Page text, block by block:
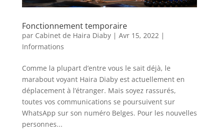
Fonctionnement temporaire
par Cabinet de Haira Diaby| Avr 15, 2022 |
Informations
Comme la plupart d’entre vous le sait déjà, le
marabout voyant Haira Diaby est actuellement en
déplacement à l’étranger. Mais soyez rassurés,
toutes vos communications se poursuivent sur
WhatsApp sur son numéro Belges. Pour les nouvelles
personnes...